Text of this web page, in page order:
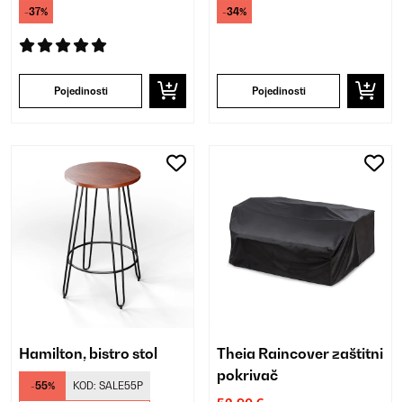
-37%
Pojedinosti
-34%
Pojedinosti
Hamilton, bistro stol
-55% KOD: SALE55P
Theia Raincover zaštitni
pokrivač